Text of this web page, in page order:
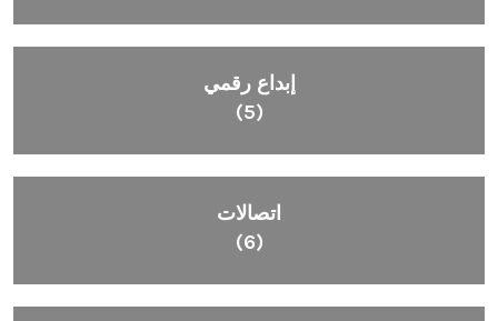
إبداع رقمي
(5)
اتصالات
(6)